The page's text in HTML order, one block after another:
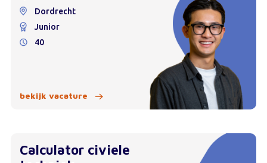
Dordrecht
Junior
40
bekijk vacature
Calculator civiele